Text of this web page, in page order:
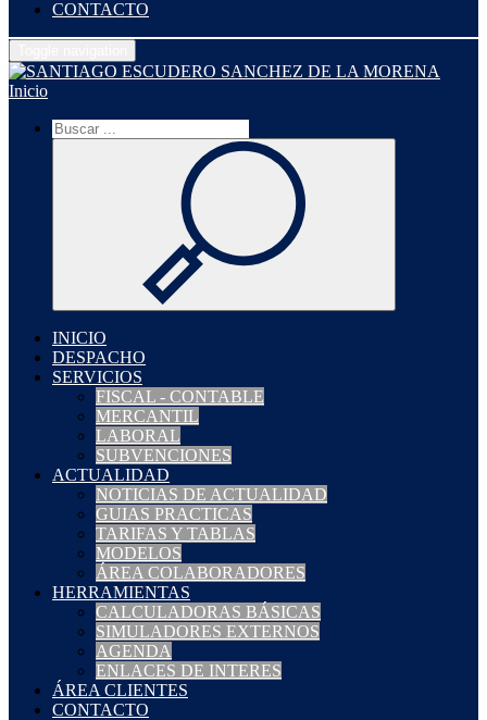
CONTACTO
Inicio
INICIO
DESPACHO
SERVICIOS
FISCAL - CONTABLE
MERCANTIL
LABORAL
SUBVENCIONES
ACTUALIDAD
NOTICIAS DE ACTUALIDAD
GUIAS PRACTICAS
TARIFAS Y TABLAS
MODELOS
ÁREA COLABORADORES
HERRAMIENTAS
CALCULADORAS BÁSICAS
SIMULADORES EXTERNOS
AGENDA
ENLACES DE INTERES
ÁREA CLIENTES
CONTACTO